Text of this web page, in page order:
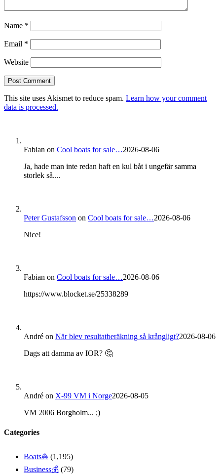
Name *
Email *
Website
This site uses Akismet to reduce spam. Learn how your comment
data is processed.
Fabian on Cool boats for sale…2026-08-06
Ja, hade man inte redan haft en kul båt i ungefär samma
storlek så....
Peter Gustafsson on Cool boats for sale…2026-08-06
Nice!
Fabian on Cool boats for sale…2026-08-06
https://www.blocket.se/25338289
André on När blev resultatberäkning så krångligt?2026-08-06
Dags att damma av IOR? 🤔
André on X-99 VM i Norge2026-08-05
VM 2006 Borgholm... ;)
Categories
Boats⛵️ (1,195)
Business💰 (79)